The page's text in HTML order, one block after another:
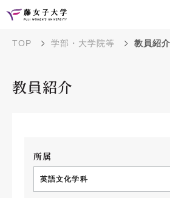
TOP 学部・大学院等 教員紹介
教員紹介
所属
英語文化学科